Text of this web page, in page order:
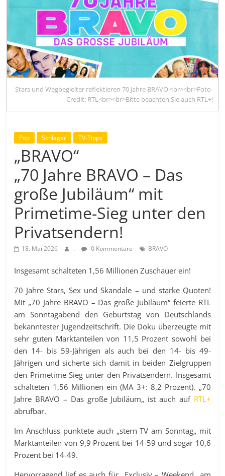
Stars und Wegbegleiter reflektieren 70 Jahre BRAVO.<br><br>Foto-
Credit: RTL<br><br>Bitte beachten Sie auch RTL+!
Pop Schlager TV-Tipps
„BRAVO“
„70 Jahre BRAVO – Das
große Jubiläum“ mit
Primetime-Sieg unter den
Privatsendern!
18. Mai 2026 . 0 Kommentare BRAVO
Insgesamt schalteten 1,56 Millionen Zuschauer ein!
70 Jahre Stars, Sex und Skandale – und starke Quoten!
Mit „70 Jahre BRAVO – Das große Jubiläum“ feierte RTL
am Sonntagabend den Geburtstag von Deutschlands
bekanntester Jugendzeitschrift. Die Doku überzeugte mit
sehr guten Marktanteilen von 11,5 Prozent sowohl bei
den 14- bis 59-Jährigen als auch bei den 14- bis 49-
Jährigen und sicherte sich damit in beiden Zielgruppen
den Primetime-Sieg unter den Privatsendern. Insgesamt
schalteten 1,56 Millionen ein (MA 3+: 8,2 Prozent). „70
Jahre BRAVO – Das große Jubiläum„ ist auch auf RTL+
abrufbar.
Im Anschluss punktete auch „stern TV am Sonntag„mit
Marktanteilen von 9,9 Prozent bei 14-59 und sogar 10,6
Prozent bei 14-49.